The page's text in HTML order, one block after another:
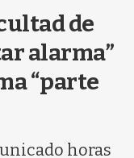
�
de
alarma”
“parte
horas